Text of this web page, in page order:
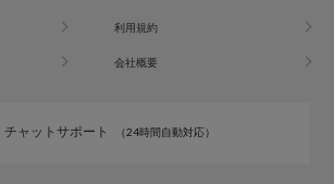
利用規約
会社概要
チャットサポート （24時間自動対応）